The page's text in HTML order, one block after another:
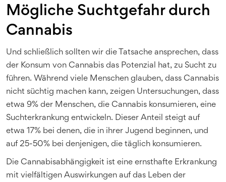
Mögliche Suchtgefahr durch
Cannabis
Und schließlich sollten wir die Tatsache ansprechen, dass
der Konsum von Cannabis das Potenzial hat, zu Sucht zu
führen. Während viele Menschen glauben, dass Cannabis
nicht süchtig machen kann, zeigen Untersuchungen, dass
etwa 9% der Menschen, die Cannabis konsumieren, eine
Suchterkrankung entwickeln. Dieser Anteil steigt auf
etwa 17% bei denen, die in ihrer Jugend beginnen, und
auf 25-50% bei denjenigen, die täglich konsumieren.
Die Cannabisabhängigkeit ist eine ernsthafte Erkrankung
mit vielfältigen Auswirkungen auf das Leben der